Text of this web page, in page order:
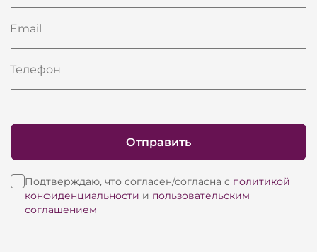
Email
Телефон
Подтверждаю, что согласен/согласна с политикой
конфиденциальности и пользовательским
соглашением
Отправить